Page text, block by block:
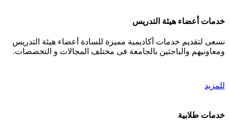
خدمات أعضاء هيئة التدريس
نسعى لتقديم خدمات أكاديمية مميزة للسادة أعضاء هيئة التدريس
ومعاونيهم والباحثين بالجامعة فى مختلف المجالات و التخصصات.
للمزيد
خدمات طلابية